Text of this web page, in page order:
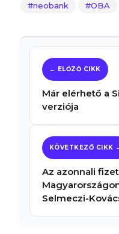
neobank OBA
Már elérhető a
verziója
Az azonnali
Selmeczi-